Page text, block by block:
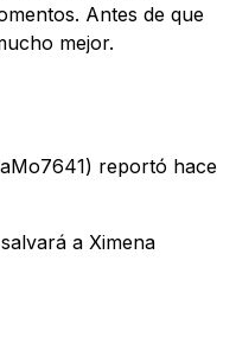
Antes de que
mejor.
reportó hace
a Ximena